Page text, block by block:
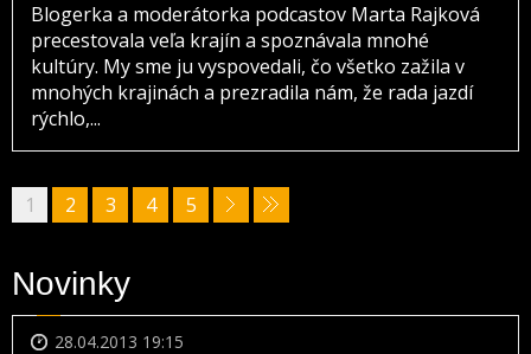
Blogerka a moderátorka podcastov Marta Rajková
precestovala veľa krajín a spoznávala mnohé
kultúry. My sme ju vyspovedali, čo všetko zažila v
mnohých krajinách a prezradila nám, že rada jazdí
rýchlo,...
1 2 3 4 5
Novinky
28.04.2013 19:15